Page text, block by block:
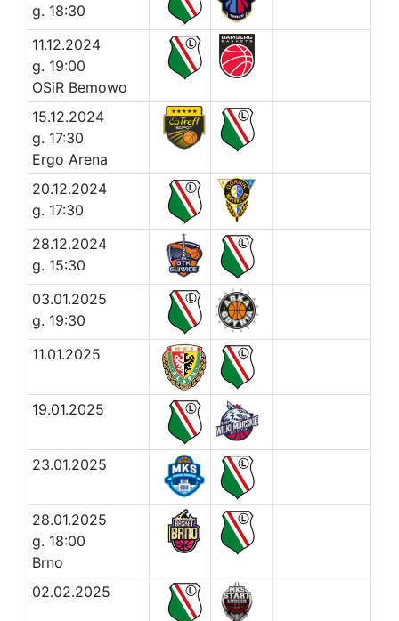
g. 18:30
11.12.2024
g. 19:00
OSiR Bemowo
15.12.2024
g. 17:30
Ergo Arena
20.12.2024
g. 17:30
28.12.2024
g. 15:30
03.01.2025
g. 19:30
11.01.2025
19.01.2025
23.01.2025
28.01.2025
g. 18:00
Brno
02.02.2025